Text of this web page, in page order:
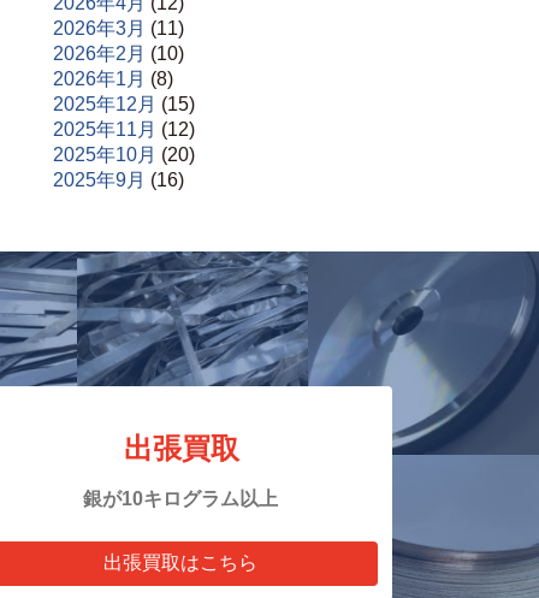
2026年3月 (11)
2026年2月 (10)
2026年1月 (8)
2025年12月 (15)
2025年11月 (12)
2025年10月 (20)
2025年9月 (16)
出張買取
銀が10キログラム以上
出張買取はこちら